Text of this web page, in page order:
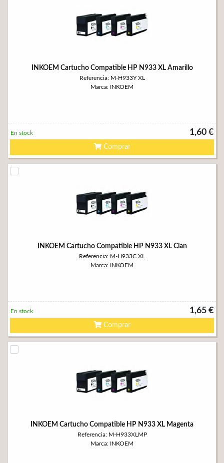
INKOEM Cartucho Compatible HP N933 XL Amarillo
Referencia: M-H933Y XL
Marca: INKOEM
1,60 €
En stock
Comprar
INKOEM Cartucho Compatible HP N933 XL Cian
Referencia: M-H933C XL
Marca: INKOEM
1,65 €
En stock
Comprar
INKOEM Cartucho Compatible HP N933 XL Magenta
Referencia: M-H933XLMP
Marca: INKOEM